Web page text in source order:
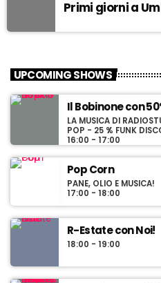
Primi giorni a
UPCOMING SHOWS
Il Bobinone con
LA MUSICA DI
POP - 25 % FUNK
16:00 - 17:00
Pop Corn
PANE, OLIO E MUSICA!
17:00 - 18:00
R-Estate con Noi!
18:00 - 19:00